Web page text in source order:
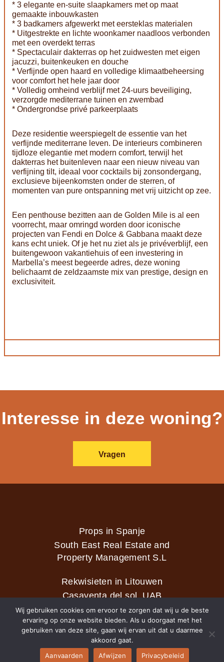
* 3 elegante en-suite slaapkamers met op maat
gemaakte inbouwkasten
* 3 badkamers afgewerkt met eersteklas materialen
* Uitgestrekte en lichte woonkamer naadloos verbonden
met een overdekt terras
* Spectaculair dakterras op het zuidwesten met eigen
jacuzzi, buitenkeuken en douche
* Verfijnde open haard en volledige klimaatbeheersing
voor comfort het hele jaar door
* Volledig omheind verblijf met 24-uurs beveiliging,
verzorgde mediterrane tuinen en zwembad
* Ondergrondse privé parkeerplaats
Deze residentie weerspiegelt de essentie van het
verfijnde mediterrane leven. De interieurs combineren
tijdloze elegantie met modern comfort, terwijl het
dakterras het buitenleven naar een nieuw niveau van
verfijning tilt, ideaal voor cocktails bij zonsondergang,
exclusieve bijeenkomsten onder de sterren, of
momenten van pure ontspanning met vrij uitzicht op zee.
Een penthouse bezitten aan de Golden Mile is al een
voorrecht, maar omringd worden door iconische
projecten van Fendi en Dolce & Gabbana maakt deze
kans echt uniek. Of je het nu ziet als je privéverblijf, een
buitengewoon vakantiehuis of een investering in
Marbella’s meest begeerde adres, deze woning
belichaamt de zeldzaamste mix van prestige, design en
exclusiviteit.
Interesse in deze woning?
Vragen
Props in Spanje
South East Real Estate and
Property Management S.L
Rekwisieten in Litouwen
Casaventa del sol, UAB
2026 © Casaventa del sol
Wij gebruiken cookies om ervoor te zorgen dat wij u de beste
ervaring op onze website bieden. Als u doorgaat met het
gebruiken van deze site, gaan wij ervan uit dat u daarmee
akkoord gaat.
Aanvaarden
Afwijzen Privacybeleid